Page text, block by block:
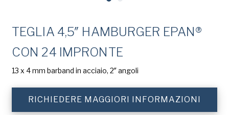
Pan GLO
Runex
Turbel
TEGLIA 4,5″ HAMBURGER EPAN®
CON 24 IMPRONTE
13 x 4 mm barband in acciaio, 2″ angoli
RICHIEDERE MAGGIORI INFORMAZIONI
Azienda
(Obbligatorio)
Telefono
Indirizzo